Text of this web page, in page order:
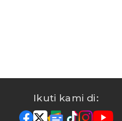
Ikuti kami di: